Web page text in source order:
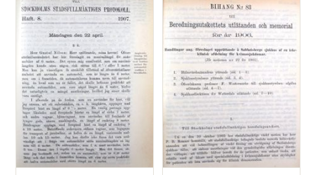
poster
och